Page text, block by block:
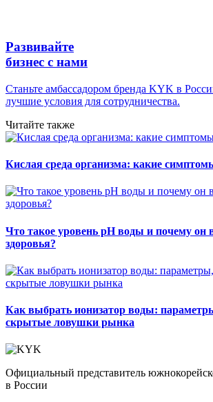
Развивайте
бизнес с нами
Станьте амбассадором бренда KYK в
лучшие условия для сотрудничества.
Читайте также
Кислая среда организма: какие
Что такое уровень pH воды и почему он
здоровья?
Как выбрать ионизатор воды:
скрытые ловушки рынка
Официальный представитель
в России